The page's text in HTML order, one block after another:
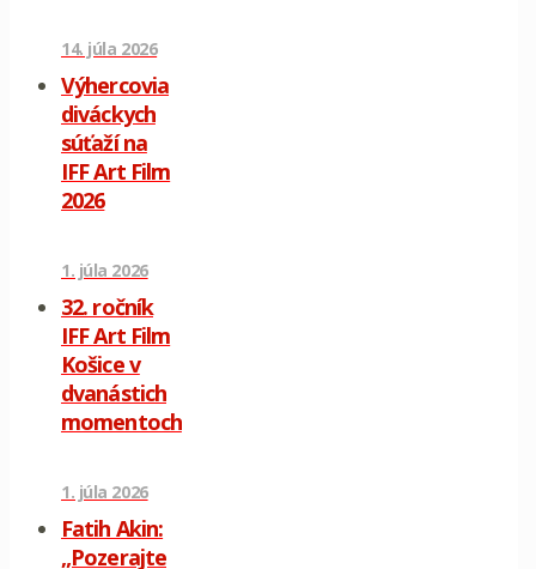
14. júla 2026
Výhercovia
diváckych
súťaží na
IFF Art Film
2026
1. júla 2026
32. ročník
IFF Art Film
Košice v
dvanástich
momentoch
1. júla 2026
Fatih Akin:
„Pozerajte